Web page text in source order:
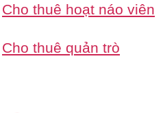
Cho thuê hoạt náo viên
Cho thuê quản trò